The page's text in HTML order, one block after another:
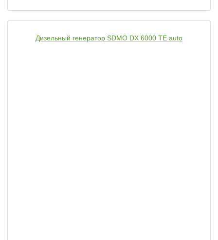
Дизельный генератор SDMO DX 6000 TE auto